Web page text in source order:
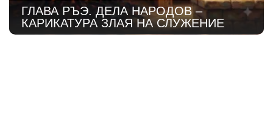
ГЛАВА РЪЭ. ДЕЛА НАРОДОВ –
КАРИКАТУРА ЗЛАЯ НА СЛУЖЕНИЕ